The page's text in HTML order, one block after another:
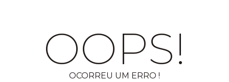
OOPS!
OCORREU UM ERRO !